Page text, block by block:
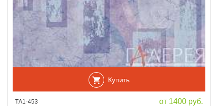
Купить
ТА1-453 от 1400 руб.